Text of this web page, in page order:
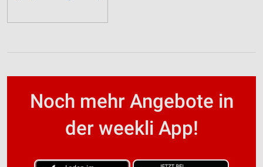
Noch mehr Angebote in
der weekli App!